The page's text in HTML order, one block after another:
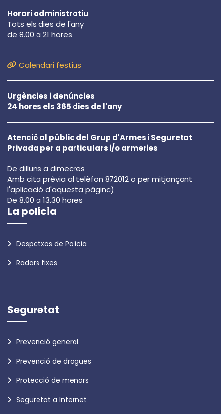
Horari administratiu
Tots els dies de l'any
de 8.00 a 21 hores
Calendari festius
Urgències i denúncies
24 hores els 365 dies de l'any
Atenció al públic del Grup d'Armes i Seguretat
Privada per a particulars i/o armeries
De dilluns a dimecres
Amb cita prèvia al telèfon 872012 o per mitjançant
l'aplicació d'aquesta pàgina)
De 8.00 a 13.30 hores
La policia
Despatxos de Policia
Radars fixes
Seguretat
Prevenció general
Prevenció de drogues
Protecció de menors
Seguretat a Internet